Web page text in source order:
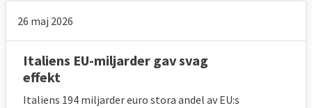
26 maj 2026
Italiens EU-miljarder gav svag
effekt
Italiens 194 miljarder euro stora andel av EU:s